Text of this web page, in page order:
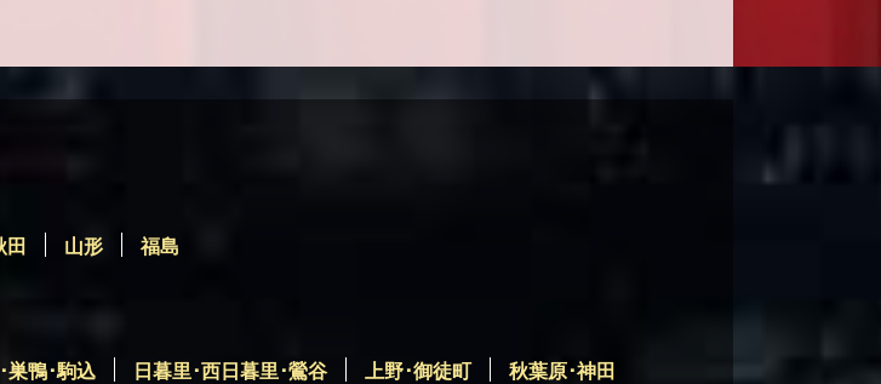
田 山形 福島
巣鴨･駒込 日暮里･西日暮里･鶯谷 上野･御徒町
秋葉原･神田